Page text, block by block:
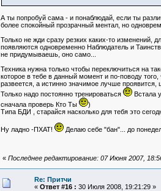
А ты попробуй сама - и понаблюдай, если ты
более спокойный прозрачный ментал, но
Только не жди сразу резких каких-то изменений,
появляются одновременно Наблюдатель и
не придумываешь, оно само...
Техника нужна только чтобы переключиться на
которое в тебе в данный момент и по-поводу
развеется, а истинно значимое лучше
Только надо постоянно тренироваться
Встала
сначала проверь Кто Ты
)
Типа БДИ , старайся насколько для тебя это
Ну ладно -ПХАТ! Делаю себе "бан"... до
« Последнее редактирование: 07 Июня 2007,
Re: Притчи
« Ответ #16 : 30 Июля 2008, 19:21:29 »